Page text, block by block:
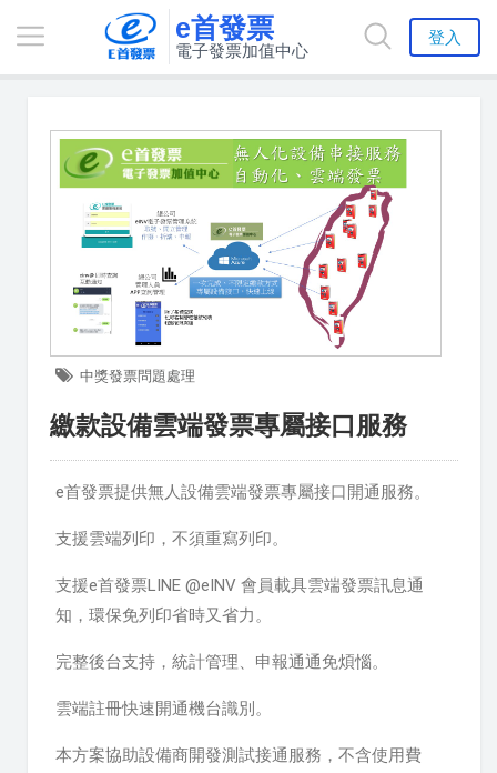
e首發票
電子發票加值中心
登入
中獎發票問題處理
繳款設備雲端發票專屬接口服務
e首發票提供無人設備雲端發票專屬接口開通服務。
支援雲端列印，不須重寫列印。
支援e首發票LINE @eINV 會員載具雲端發票訊息通
知，環保免列印省時又省力。
完整後台支持，統計管理、申報通通免煩惱。
雲端註冊快速開通機台識別。
本方案協助設備商開發測試接通服務，不含使用費